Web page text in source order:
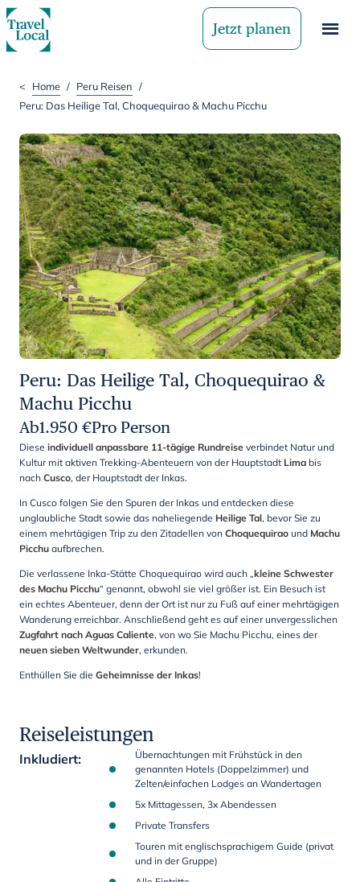
Jetzt planen
< Home / Peru Reisen /
Peru: Das Heilige Tal, Choquequirao & Machu Picchu
Peru: Das Heilige Tal, Choquequirao &
Machu Picchu
Ab1.950 €Pro Person
Diese individuell anpassbare 11-tägige Rundreise verbindet Natur und
Kultur mit aktiven Trekking-Abenteuern von der Hauptstadt Lima bis
nach Cusco, der Hauptstadt der Inkas.
In Cusco folgen Sie den Spuren der Inkas und entdecken diese
unglaubliche Stadt sowie das naheliegende Heilige Tal, bevor Sie zu
einem mehrtägigen Trip zu den Zitadellen von Choquequirao und Machu
Picchu aufbrechen.
Die verlassene Inka-Stätte Choquequirao wird auch „kleine Schwester
des Machu Picchu“ genannt, obwohl sie viel größer ist. Ein Besuch ist
ein echtes Abenteuer, denn der Ort ist nur zu Fuß auf einer mehrtägigen
Wanderung erreichbar. Anschließend geht es auf einer unvergesslichen
Zugfahrt nach Aguas Caliente, von wo Sie Machu Picchu, eines der
neuen sieben Weltwunder, erkunden.
Enthüllen Sie die Geheimnisse der Inkas!
Reiseleistungen
Inkludiert:
Übernachtungen mit Frühstück in den
genannten Hotels (Doppelzimmer) und
Zelten/einfachen Lodges an Wandertagen
5x Mittagessen, 3x Abendessen
Private Transfers
Touren mit englischsprachigem Guide (privat
und in der Gruppe)